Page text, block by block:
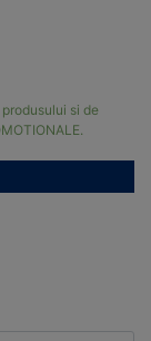
si de